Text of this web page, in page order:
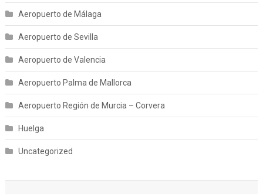
Aeropuerto de Málaga
Aeropuerto de Sevilla
Aeropuerto de Valencia
Aeropuerto Palma de Mallorca
Aeropuerto Región de Murcia – Corvera
Huelga
Uncategorized